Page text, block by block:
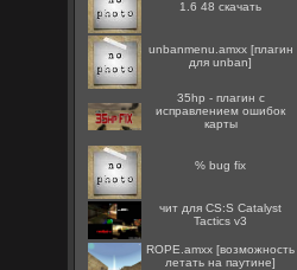
1.6 48 скачать
unbanmenu.amxx [плагин
для unban]
35hp - плагин с
исправлением ошибок
карты
% bug fix
чит для CS:S Catalyst
Tactics v3
ROPE.amxx [возможность
летать на паутине]